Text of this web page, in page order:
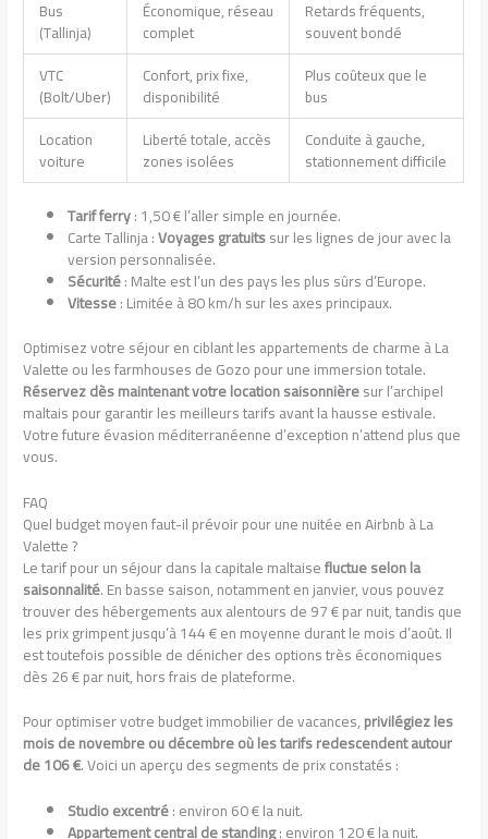
Bus
(Tallinja)
Économique, réseau
complet
Retards fréquents,
souvent bondé
VTC
(Bolt/Uber)
Confort, prix fixe,
disponibilité
Plus coûteux que le
bus
Location
voiture
Liberté totale, accès
zones isolées
Conduite à gauche,
stationnement difficile
Tarif ferry: 1,50 € l’aller simple en journée.
Carte Tallinja :Voyages gratuitssur les lignes de jour avec la
version personnalisée.
Sécurité: Malte est l’un des pays les plus sûrs d’Europe.
Vitesse: Limitée à 80 km/h sur les axes principaux.
Optimisez votre séjour en ciblant les appartements de charme à La
Valette ou les farmhouses de Gozo pour une immersion totale.
Réservez dès maintenant votre location saisonnièresur l’archipel
maltais pour garantir les meilleurs tarifs avant la hausse estivale.
Votre future évasion méditerranéenne d’exception n’attend plus que
vous.
FAQ
Quel budget moyen faut-il prévoir pour une nuitée en Airbnb à La
Valette ?
Le tarif pour un séjour dans la capitale maltaisefluctue selon la
saisonnalité. En basse saison, notamment en janvier, vous pouvez
trouver des hébergements aux alentours de 97 € par nuit, tandis que
les prix grimpent jusqu’à 144 € en moyenne durant le mois d’août. Il
est toutefois possible de dénicher des options très économiques
dès 26 € par nuit, hors frais de plateforme.
Pour optimiser votre budget immobilier de vacances,privilégiez les
mois de novembre ou décembre où les tarifs redescendent autour
de 106 €. Voici un aperçu des segments de prix constatés :
Studio excentré: environ 60 € la nuit.
Appartement central de standing: environ 120 € la nuit.